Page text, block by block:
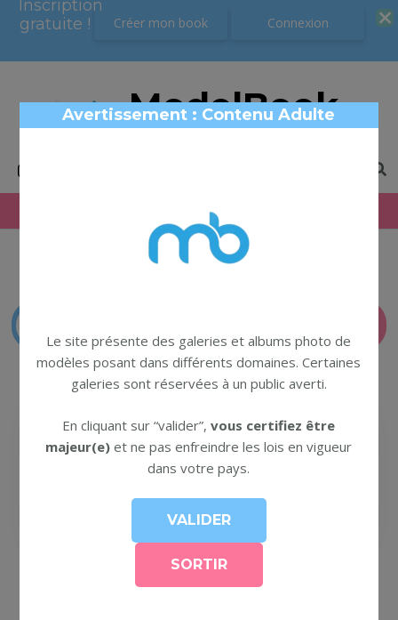
Inscription
gratuite !
Créer mon book Connexion
ModelBook
Book photo modèles
Lia
Inscription
gratuite !
Créer mon book Connexion
Avertissement : Contenu Adulte
Le site présente des galeries et albums photo de
modèles posant dans différents domaines. Certaines
galeries sont réservées à un public averti.
En cliquant sur “valider”,vous certifiez être
majeur(e) et ne pas enfreindre les lois en vigueur
dans votre pays.